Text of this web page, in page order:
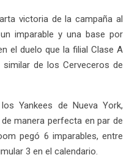
victoria de la campaña al
imparable y una base por
el duelo que la filial Clase A
de los Cerveceros de
Yankees de Nueva York,
manera perfecta en par de
pegó 6 imparables, entre
3 en el calendario.